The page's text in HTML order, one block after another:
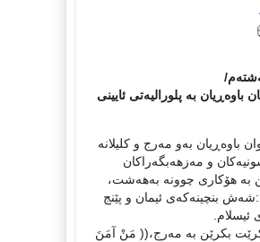
باوەڕیان بە پلورالیەتی ئایینی
باوەڕیان بەو مەرج و کلیلانە
و مەزهەبگەراکان
بە هۆکاری چوونە بەهەشت،
بنچینەکەی ئیمان و پێنج
ئیسلام.
بکرێن بە مەرج،(( مَنْ آمَنَ